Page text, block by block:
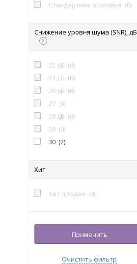
Стандартное оголовье (0)
Снижение уровня шума (SNR), дБ
?
22 дБ (0)
24 дБ (0)
26 дБ (0)
27 (0)
28 дБ (0)
29 (0)
30 (2)
34( 0)
23 дБ(0)
Хит
Хит продаж (0)
Применить
Очистить фильтр